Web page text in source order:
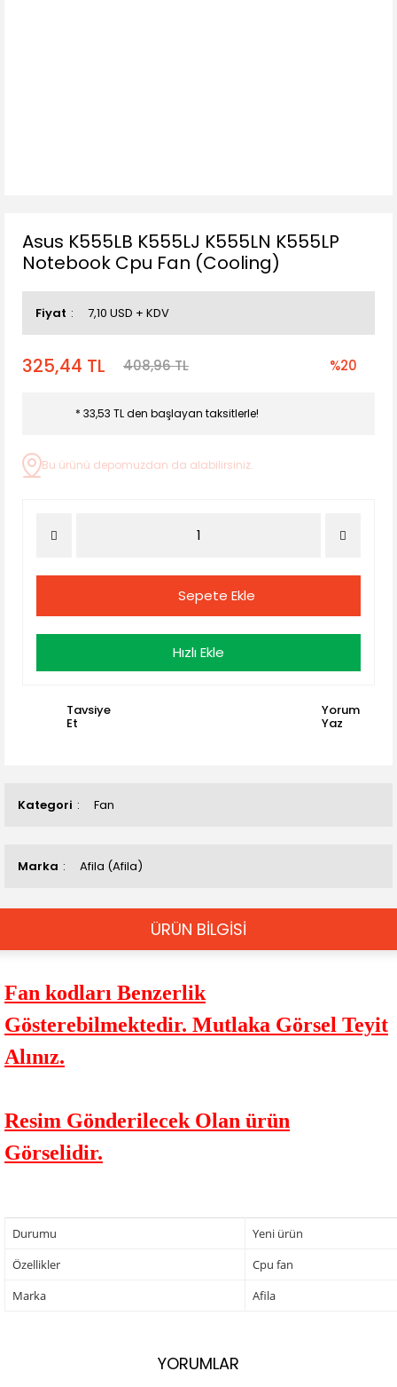
Kategori Fan
Marka Afila (Afila)
Asus K555LB K555LJ K555LN K555LP
Notebook Cpu Fan (Cooling)
Fiyat 7,10 USD + KDV
325,44 TL 408,96 TL %20
* 33,53 TL den başlayan taksitlerle!
Bu ürünü depomuzdan da alabilirsiniz.
Sepete Ekle
Hızlı Ekle
Tavsiye
Et
Yorum
Yaz
ÜRÜN BİLGİSİ
Fan kodları Benzerlik
Gösterebilmektedir. Mutlaka Görsel Teyit
Alınız.
Resim Gönderilecek Olan ürün
Görselidir.
Durumu
Yeni ürün
Özellikler
Cpu fan
Marka
Afila
YORUMLAR